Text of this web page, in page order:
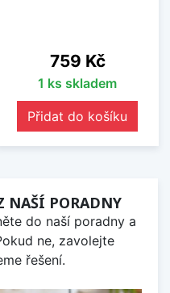
Cena
759 Kč
1 ks skladem
Přidat do košíku
NAŠÍ PORADNY
do naší poradny a
ne, zavolejte
řešení.